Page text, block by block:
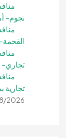
نجوم-
تجاري-
تجارية
2026